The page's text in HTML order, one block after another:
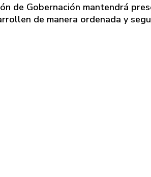
de Gobernación mantendrá
de manera ordenada y